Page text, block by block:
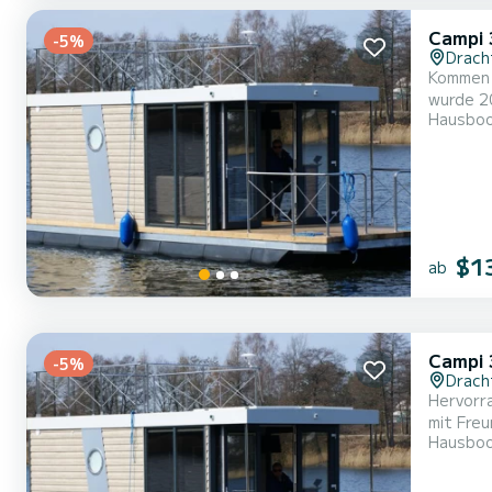
-5% Campi
wurde 2022
ab
-5% Campi
mit Freunden oder Familie. Das Boot
9